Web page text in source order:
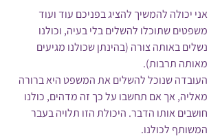
אני יכולה להמשיך להציג בפניכם עוד ועוד
משפטים שתוכלו להשלים בלי בעיה, וכולנו
נשלים באותה צורה (בהינתן שכולנו מגיעים
מאותה תרבות).
העובדה שנוכל להשלים את המשפט היא ברורה
מאליה, אך אם תחשבו על כך זה מדהים, כולנו
חושבים אותו הדבר. היכולת הזו תלויה בעבר
המשותף לכולנו.